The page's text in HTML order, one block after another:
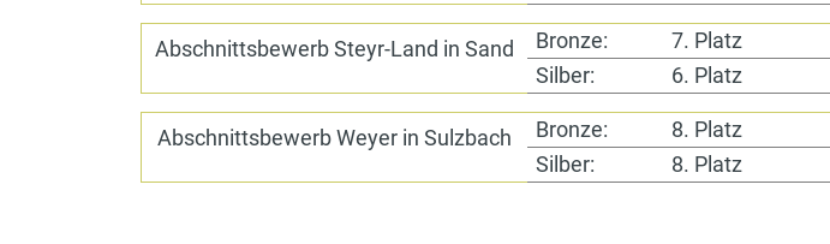
Abschnittsbewerb Steyr-Land in Sand Bronze:
7. Platz
Silber:
6. Platz
Abschnittsbewerb Weyer in Sulzbach Bronze:
8. Platz
Silber:
8. Platz